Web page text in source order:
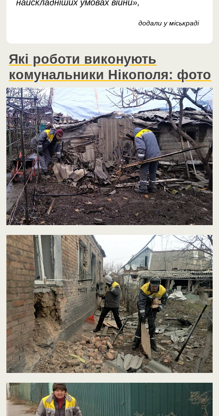
найскладніших умовах війни»,
додали у міськраді
Які роботи виконують
комунальники Нікополя: фото